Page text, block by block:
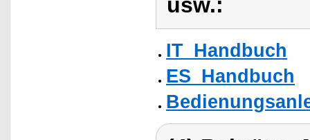
IT_Handbuch
ES_Handbuch